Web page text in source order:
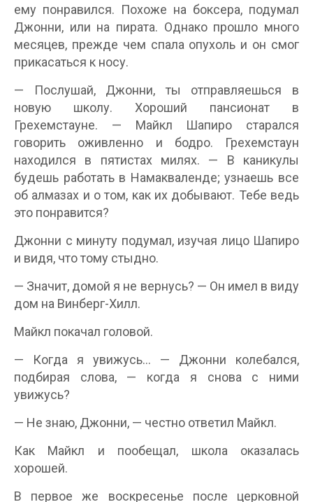
ему понравился. Похоже на боксера, подумал
Джонни, или на пирата. Однако прошло много
месяцев, прежде чем спала опухоль и он смог
прикасаться к носу.
— Послушай, Джонни, ты отправляешься в
новую школу. Хороший пансионат в
Грехемстауне. — Майкл Шапиро старался
говорить оживленно и бодро. Грехемстаун
находился в пятистах милях. — В каникулы
будешь работать в Намакваленде; узнаешь все
об алмазах и о том, как их добывают. Тебе ведь
это понравится?
Джонни с минуту подумал, изучая лицо Шапиро
и видя, что тому стыдно.
— Значит, домой я не вернусь? — Он имел в виду
дом на Винберг-Хилл.
Майкл покачал головой.
— Когда я увижусь… — Джонни колебался,
подбирая слова, — когда я снова с ними
увижусь?
— Не знаю, Джонни, — честно ответил Майкл.
Как Майкл и пообещал, школа оказалась
хорошей.
В первое же воскресенье после церковной